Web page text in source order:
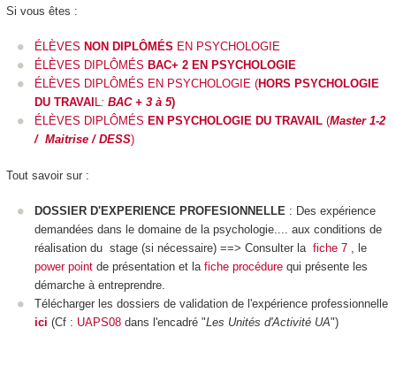
Si vous êtes :
ÉLÈVES NON DIPLÔMÉS EN PSYCHOLOGIE
ÉLÈVES DIPLÔMÉS BAC+ 2 EN PSYCHOLOGIE
ÉLÈVES DIPLÔMÉS EN PSYCHOLOGIE (HORS PSYCHOLOGIE
DU TRAVAI L: BAC + 3 à 5)
ÉLÈVES DIPLÔMÉS EN PSYCHOLOGIE DU TRAVAIL (Master 1-2
/ Maitrise / DESS)
Tout savoir sur :
DOSSIER D'EXPERIENCE PROFESIONNELLE : Des expérience
demandées dans le domaine de la psychologie.... aux conditions de
réalisation du stage (si nécessaire) ==> Consulter la fiche 7 , le
power point de présentation et la fiche procédure qui présente les
démarche à entreprendre.
Télécharger les dossiers de validation de l'expérience professionnelle
ici (Cf : UAPS08 dans l'encadré "Les Unités d'Activité UA")